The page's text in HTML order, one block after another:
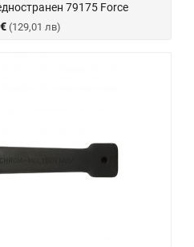
79175 Force
(129,01 лв)